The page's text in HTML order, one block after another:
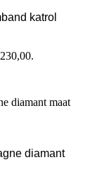
katrol
diamant